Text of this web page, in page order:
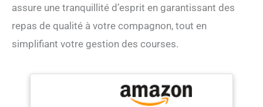
assure une tranquillité d’esprit en garantissant des
repas de qualité à votre compagnon, tout en
simplifiant votre gestion des courses.